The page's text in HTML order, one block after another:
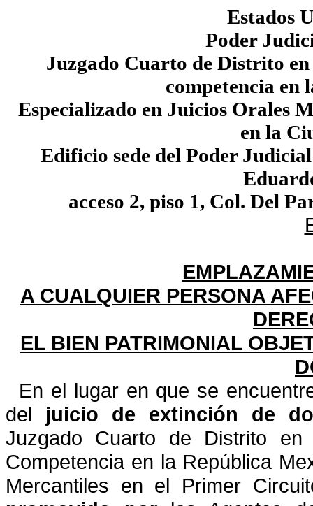
Estados
Poder
Juzgado Cuarto de Distrito
competencia en
Especializado en Juicios Orales
en la
Edificio sede del Poder
acceso 2, piso 1, Col. Del
A CUALQUIER PERSONA
EL BIEN PATRIMONIAL
En el lugar en que se
del juicio de extinción de
Juzgado Cuarto de Distrito
Competencia en la República
Mercantiles en el Primer